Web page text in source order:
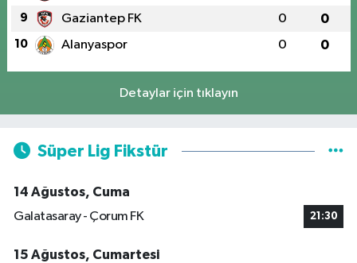
9 Gaziantep FK 0 0
10 Alanyaspor 0 0
Detaylar için tıklayın
Süper Lig Fikstür
14 Ağustos, Cuma
Galatasaray - Çorum FK
21:30
15 Ağustos, Cumartesi